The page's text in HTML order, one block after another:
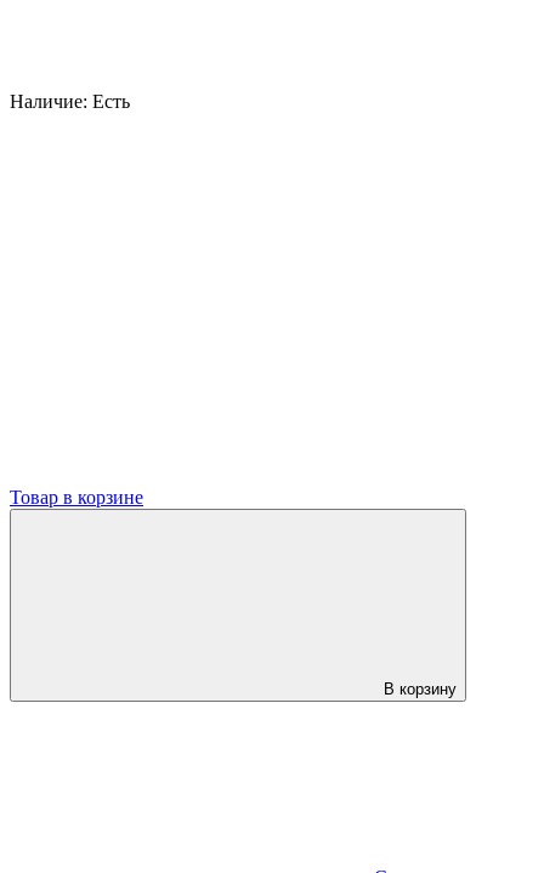
Наличие: Есть
Товар в корзине
В корзину